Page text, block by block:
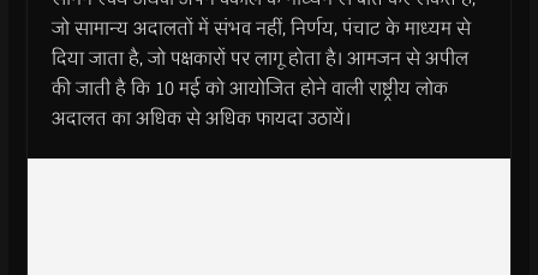
जो सामान्य अदालतों में संभव नहीं, निर्णय, पंचाट के माध्यम से
दिया जाता है, जो पक्षकारों पर लागू होता है। आमजन से अपील
की जाती है कि 10 मई को आयोजित होने वाली राष्ट्रीय लोक
अदालत का अधिक से अधिक फायदा उठायें।